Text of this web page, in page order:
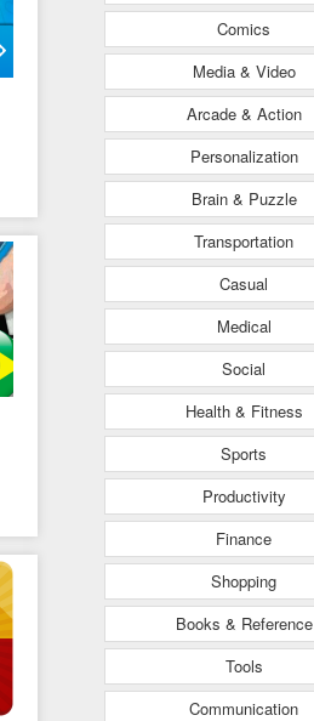
Comics
Media & Video
Arcade & Action
Personalization
Brain & Puzzle
Transportation
Casual
Medical
Social
Health & Fitness
Sports
Productivity
Finance
Shopping
Books & Reference
Tools
Communication